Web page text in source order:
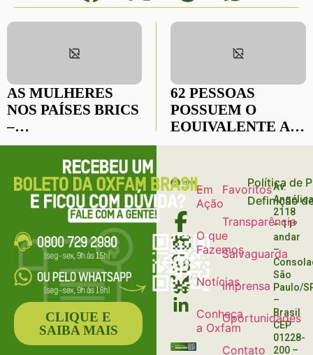
AS MULHERES
NOS PAÍSES BRICS
–
DESIGUALDADES,
CONTRADIÇÕES E
DESAFIOS
62 PESSOAS
POSSUEM O
EQUIVALENTE A
METADE DO
Em
Ação
O que
Fazemos
Notícias
Conheça
a Oxfam
Favoritos
Transparência
Salvaguarda
Imprensa
Oportunidades
Contato
Política de
Definição
Av.
2118
– 11º
andar
–
São
Paulo/
–
Brasil
CEP
01228-
200 –
CLIQUE E
SAIBA MAIS